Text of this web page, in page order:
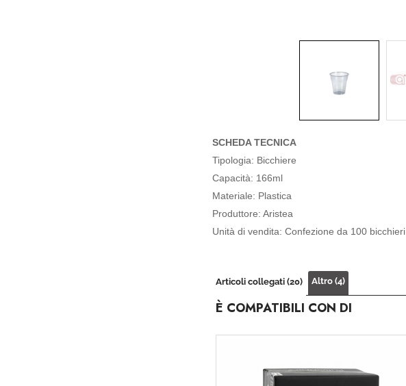
SCHEDA TECNICA
Tipologia: Bicchiere
Capacità: 166ml
Materiale: Plastica
Produttore: Aristea
Unità di vendita: Confezione da 100 bicchieri
Articoli collegati (20) Altro (4)
È COMPATIBILI CON DI